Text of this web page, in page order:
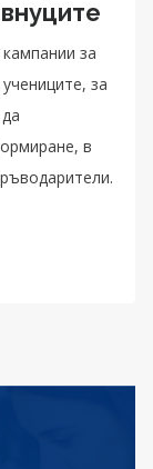
за
за
в